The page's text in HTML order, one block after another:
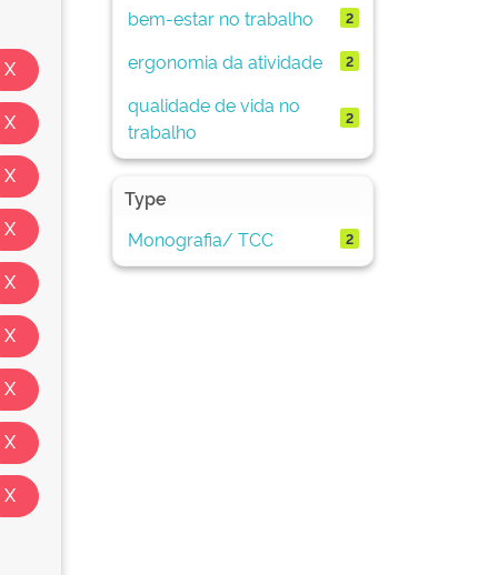
bem-estar no trabalho
2
ergonomia da atividade 2
qualidade de vida no
trabalho
2
Type
Monografia/ TCC
2